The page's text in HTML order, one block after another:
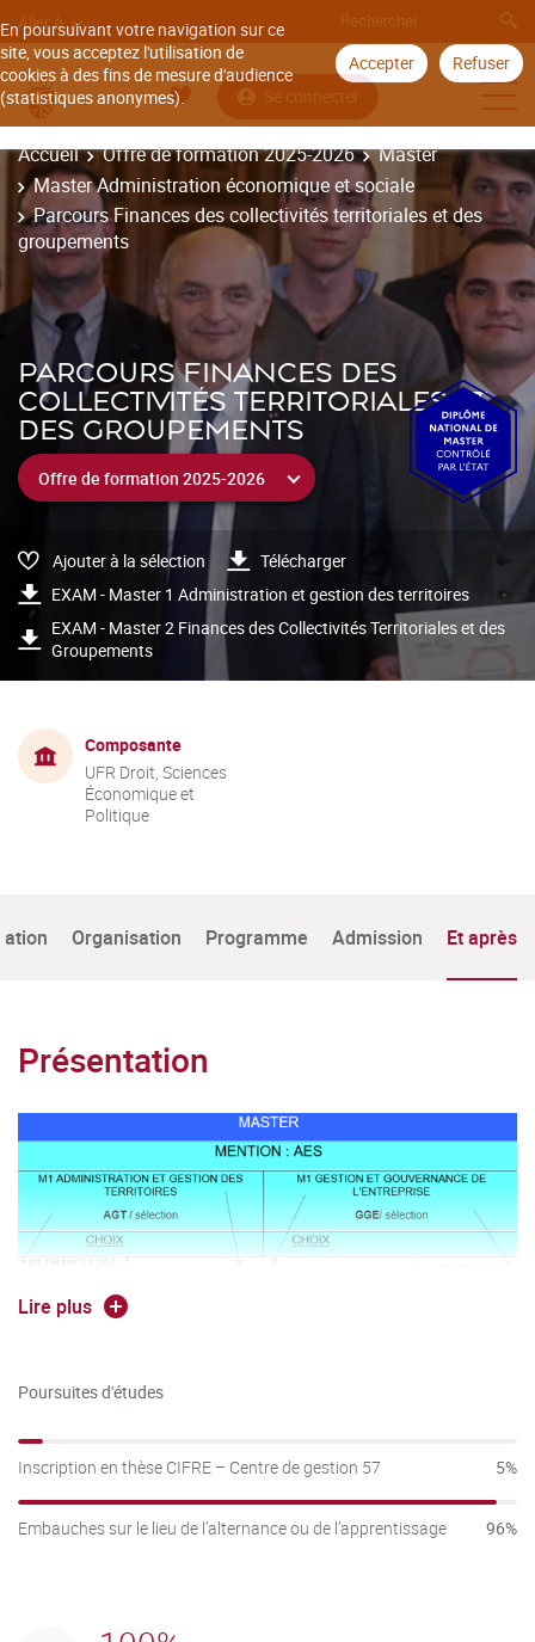
En poursuivant votre navigation sur ce
site, vous acceptez l'utilisation de
cookies à des fins de mesure d'audience
(statistiques anonymes).
Accepter Refuser
Aller à
Se connecter
Accueil Offre de formation 2025-2026
Master
Master Administration économique et sociale
Parcours Finances des collectivités territoriales et des
groupements
PARCOURS FINANCES DES
COLLECTIVITÉS TERRITORIALES ET
DES GROUPEMENTS
Ajouter à la sélection
Télécharger
EXAM - Master 1 Administration et gestion des territoires
EXAM - Master 2 Finances des Collectivités Territoriales et des
Groupements
Composante
UFR Droit, Sciences
Économique et
Politique
Organisation Programme Admission Et après
Présentation
Le parcours AGT est la première année de master qui
DES COLLECTIVITES TERRITORIALES ET DES
GOUVERNANCE DE LA DONNEE.
Lire plus
Poursuites d'études
Inscription en thèse CIFRE – Centre de gestion 57 5%
Embauches sur le lieu de l’alternance ou de l’apprentissage 96%